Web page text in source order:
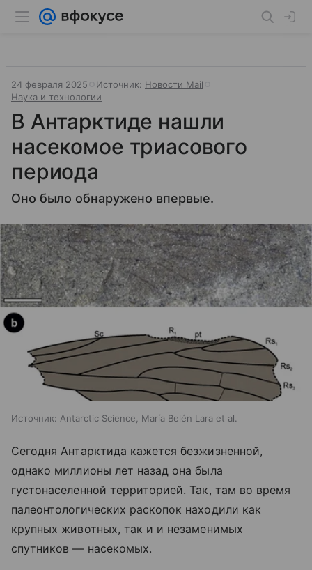
24 февраля 2025 Источник: Новости Mail
Наука и технологии
В Антарктиде нашли
насекомое триасового
периода
Оно было обнаружено впервые.
Источник: Antarctic Science, María Belén Lara et al.
Сегодня Антарктида кажется безжизненной,
однако миллионы лет назад она была
густонаселенной территорией. Так, там во время
палеонтологических раскопок находили как
крупных животных, так и и незаменимых
спутников — насекомых.